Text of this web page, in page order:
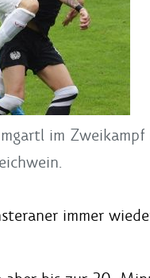
im
immer